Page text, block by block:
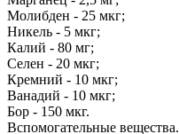
Молибден - 25 мкг;
Никель - 5 мкг;
Калий - 80 мг;
Селен - 20 мкг;
Кремний - 10 мкг;
Ванадий - 10 мкг;
Бор - 150 мкг.
Вспомогательные вещества.